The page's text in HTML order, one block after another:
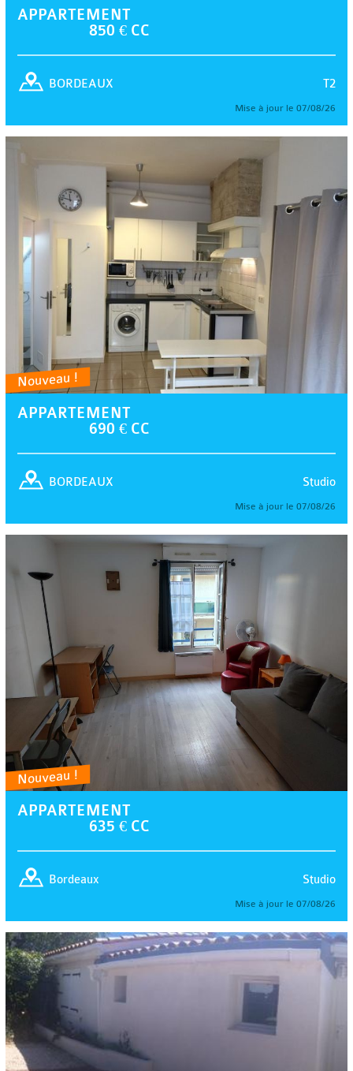
APPARTEMENT
850 € CC
T2
BORDEAUX
Mise à jour le 07/08/26
Nouveau !
APPARTEMENT
690 € CC
Studio
BORDEAUX
Mise à jour le 07/08/26
Nouveau !
APPARTEMENT
635 € CC
Studio
Bordeaux
Mise à jour le 07/08/26